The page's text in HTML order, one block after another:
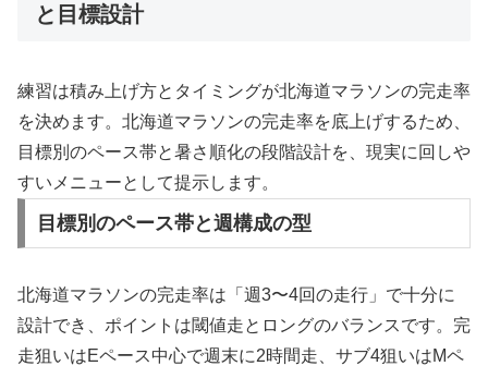
と目標設計
練習は積み上げ方とタイミングが北海道マラソンの完走率
を決めます。北海道マラソンの完走率を底上げするため、
目標別のペース帯と暑さ順化の段階設計を、現実に回しや
すいメニューとして提示します。
目標別のペース帯と週構成の型
北海道マラソンの完走率は「週3〜4回の走行」で十分に
設計でき、ポイントは閾値走とロングのバランスです。完
走狙いはEペース中心で週末に2時間走、サブ4狙いはMペ